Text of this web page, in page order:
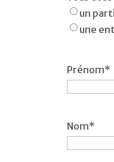
un
une
Prénom*
Nom*